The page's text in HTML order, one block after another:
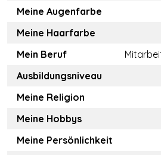
Meine Augenfarbe
Meine Haarfarbe
Mein Beruf
Ausbildungsniveau
Meine Religion
Meine Hobbys
Meine Persönlichkeit